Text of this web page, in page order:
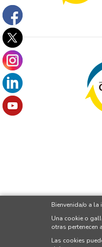
Bienvenida/o a
Una cookie o
otras pertenecen
Las cookies